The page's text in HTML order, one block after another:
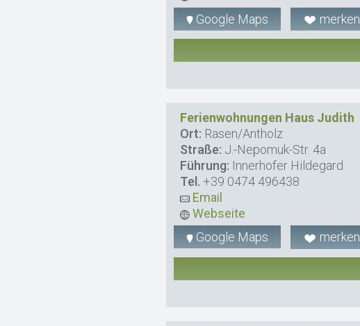
Google Maps
merken
Ferienwohnungen Haus Judith
Ort: Rasen/Antholz
Straße: J.-Nepomuk-Str. 4a
Führung: Innerhofer Hildegard
Tel. +39 0474 496438
Email
Webseite
Google Maps
merken